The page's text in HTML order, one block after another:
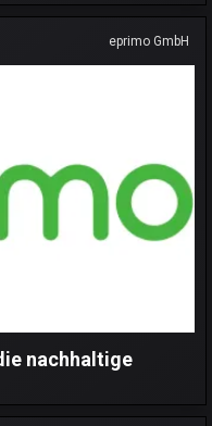
eprimo GmbH
nachhaltige